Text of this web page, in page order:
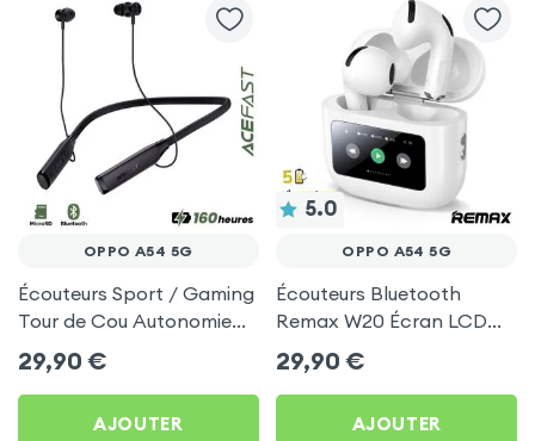
OPPO A54 5G
Écouteurs Sport / Gaming
Tour de Cou Autonomie
160h Acefast pour Oppo
A54 5G
29,90 €
AJOUTER
5.0
OPPO A54 5G
Écouteurs Bluetooth
Remax W20 Écran LCD
Full-Color pour Oppo A54
5G
29,90 €
AJOUTER